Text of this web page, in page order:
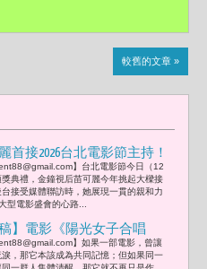
較舊的文章 »
麗首接2026台北電影節主持！
服務生」瘋狂Google做功
到評審主席 簡國彥性感禮服
「驚人天價」六千萬翡儷珠
姐
】台北電影節今日（12
典禮，金鐘視后苗可麗今年挑起大樑接
接受媒體聯訪時，她展現一貫的親和力
型電影盛會的心路...
稿】電影《陽光女子合唱
利用自由作為創作的肥料
】如果一部電影，曾讓
，那它本該成為共同記憶；但如果同一